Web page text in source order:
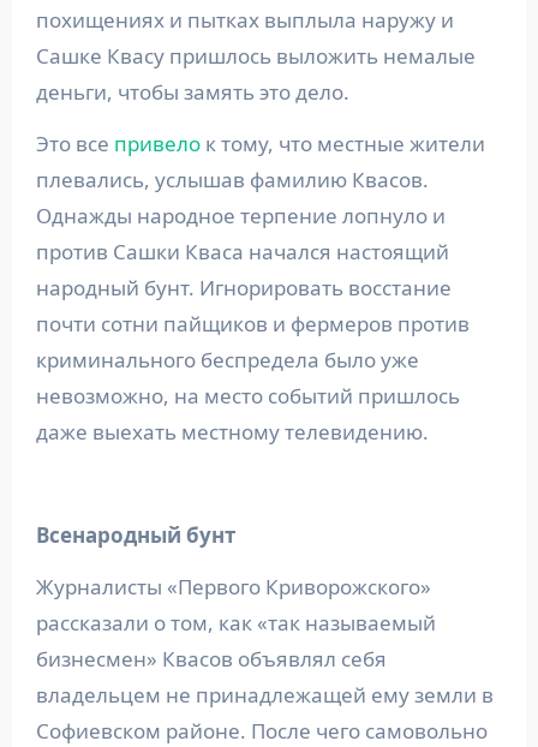
похищениях и пытках выплыла наружу и
Сашке Квасу пришлось выложить немалые
деньги, чтобы замять это дело.
Это все привелок тому, что местные жители
плевались, услышав фамилию Квасов.
Однажды народное терпение лопнуло и
против Сашки Кваса начался настоящий
народный бунт. Игнорировать восстание
почти сотни пайщиков и фермеров против
криминального беспредела было уже
невозможно, на место событий пришлось
даже выехать местному телевидению.
Всенародный бунт
Журналисты «Первого Криворожского»
рассказали о том, как «так называемый
бизнесмен» Квасов объявлял себя
владельцем не принадлежащей ему земли в
Софиевском районе. После чего самовольно